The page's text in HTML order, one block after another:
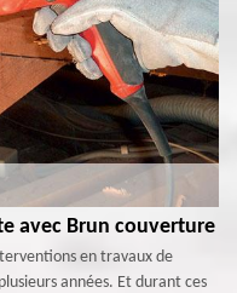
avec Brun couverture
en travaux de
années. Et durant ces